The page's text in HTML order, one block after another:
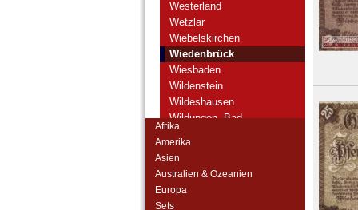
Westerland
Wetzlar
Wiebelskirchen
Wiedenbrück
Wiesbaden
Wildenstein
Wildeshausen
Wildungen, Bad
Winzeldorf
Afrika
Amerika
Asien
Australien & Ozeanien
Europa
Sets